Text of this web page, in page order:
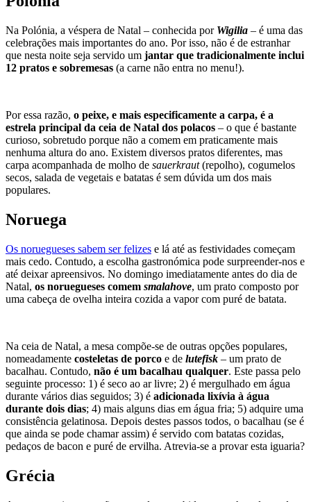
Na Polónia, a véspera de Natal – conhecida por Wigilia – é uma das
celebrações mais importantes do ano. Por isso, não é de estranhar
que nesta noite seja servido um jantar que tradicionalmente inclui
12 pratos e sobremesas (a carne não entra no menu!).
Por essa razão,o peixe, e mais especificamente a carpa, é a
estrela principal da ceia de Natal dos polacos– o que é bastante
curioso, sobretudo porque não a comem em praticamente mais
nenhuma altura do ano. Existem diversos pratos diferentes, mas
populares.
Noruega
Os noruegueses sabem ser felizes e lá até as festividades começam
mais cedo. Contudo, a escolha gastronómica pode surpreender-nos e
até deixar apreensivos. No domingo imediatamente antes do dia de
Natal,os noruegueses comemsmalahove , um prato composto por
uma cabeça de ovelha inteira cozida a vapor com puré de batata.